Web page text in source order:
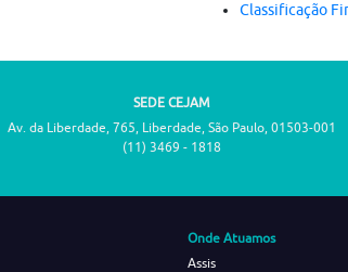
Classificação
SEDE CEJAM
Av. da Liberdade, 765, Liberdade, São Paulo, 01503-001
(11) 3469 - 1818
Onde Atuamos
Assis